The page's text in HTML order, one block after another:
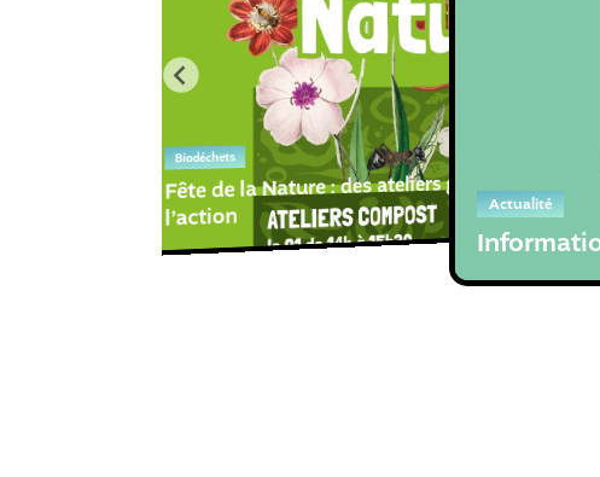
Actualité
Biodéchets
Fête de la Nature : des ateliers gratuits pour
l’action